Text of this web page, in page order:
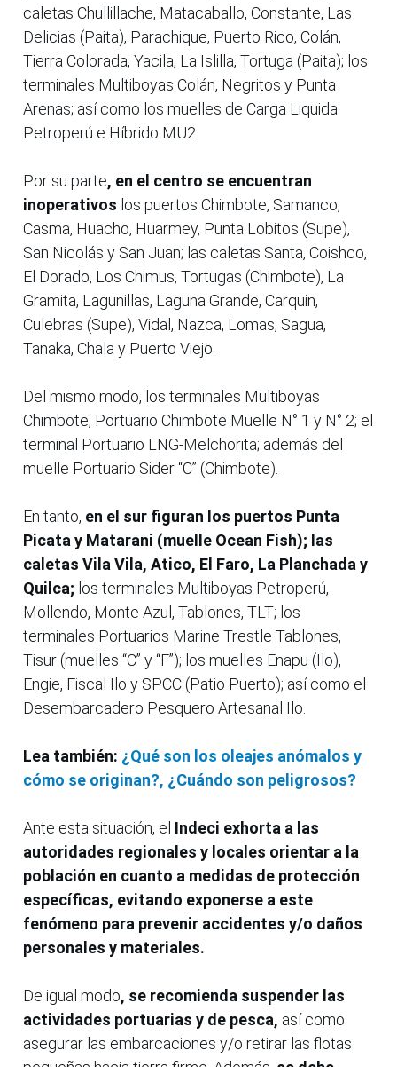
caletas Chullillache, Matacaballo, Constante, Las
Delicias (Paita), Parachique, Puerto Rico, Colán,
Tierra Colorada, Yacila, La Islilla, Tortuga (Paita); los
terminales Multiboyas Colán, Negritos y Punta
Arenas; así como los muelles de Carga Liquida
Petroperú e Híbrido MU2.
Por su parte, en el centro se encuentran
inoperativos los puertos Chimbote, Samanco,
Casma, Huacho, Huarmey, Punta Lobitos (Supe),
San Nicolás y San Juan; las caletas Santa, Coishco,
El Dorado, Los Chimus, Tortugas (Chimbote), La
Gramita, Lagunillas, Laguna Grande, Carquin,
Culebras (Supe), Vidal, Nazca, Lomas, Sagua,
Tanaka, Chala y Puerto Viejo.
Del mismo modo, los terminales Multiboyas
Chimbote, Portuario Chimbote Muelle N° 1 y N° 2; el
terminal Portuario LNG-Melchorita; además del
muelle Portuario Sider “C” (Chimbote).
En tanto, en el sur figuran los puertos Punta
Picata y Matarani (muelle Ocean Fish); las
caletas Vila Vila, Atico, El Faro, La Planchada y
Quilca; los terminales Multiboyas Petroperú,
Mollendo, Monte Azul, Tablones, TLT; los
terminales Portuarios Marine Trestle Tablones,
Tisur (muelles “C” y “F”); los muelles Enapu (Ilo),
Engie, Fiscal Ilo y SPCC (Patio Puerto); así como el
Desembarcadero Pesquero Artesanal Ilo.
Lea también: ¿Qué son los oleajes anómalos y
cómo se originan?, ¿Cuándo son peligrosos?
Ante esta situación, el Indeci exhorta a las
autoridades regionales y locales orientar a la
población en cuanto a medidas de protección
específicas, evitando exponerse a este
fenómeno para prevenir accidentes y/o daños
personales y materiales.
De igual modo, se recomienda suspender las
actividades portuarias y de pesca, así como
asegurar las embarcaciones y/o retirar las flotas